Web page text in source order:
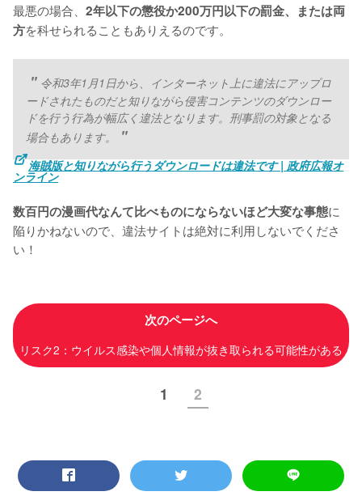
最悪の場合、 2年以下の懲役か200万円以下の罰金、または両
方を科せられることもありえるのです。
令和3年1月1日から、インターネット上に違法にアップロ
ードされたものだと知りながら侵害コンテンツのダウンロー
ドを行う行為が幅広く違法となります。刑事罰の対象となる
場合もあります。
海賊版と知りながら行うダウンロードは違法です | 政府広報オ
ンライン
数百円の漫画代なんて比べものにならないほど大変な事態に
陥りかねないので、違法サイトは絶対に利用しないでくださ
い！
次のページへ
リスク2：ウイルス感染や個人情報が抜き取られる可能性がある
1 2